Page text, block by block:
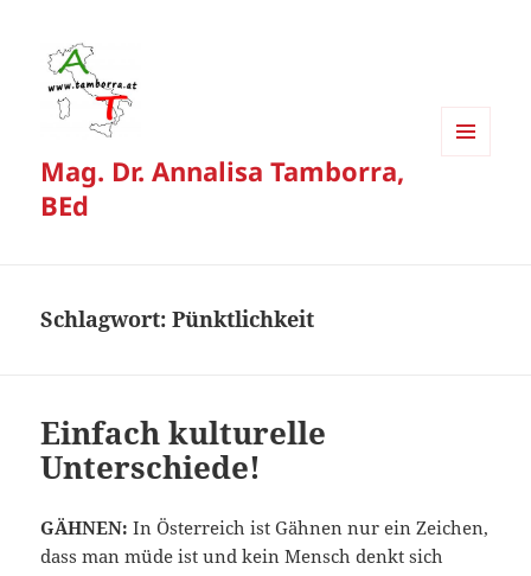
Mag. Dr. Annalisa Tamborra,
BEd
Schlagwort:Pünktlichkeit
Einfach kulturelle
Unterschiede!
GÄHNEN: In Österreich ist Gähnen nur ein Zeichen,
dass man müde ist und kein Mensch denkt sich